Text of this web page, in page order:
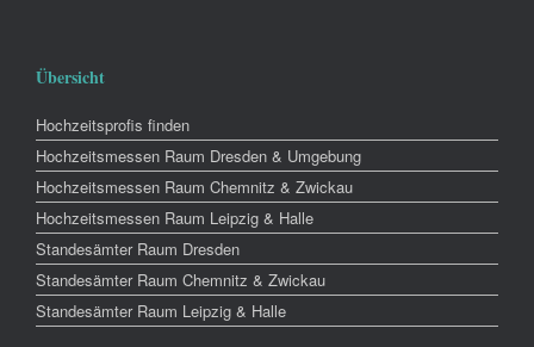
Übersicht
Hochzeitsprofis finden
Hochzeitsmessen Raum Dresden & Umgebung
Hochzeitsmessen Raum Chemnitz & Zwickau
Hochzeitsmessen Raum Leipzig & Halle
Standesämter Raum Dresden
Standesämter Raum Chemnitz & Zwickau
Standesämter Raum Leipzig & Halle